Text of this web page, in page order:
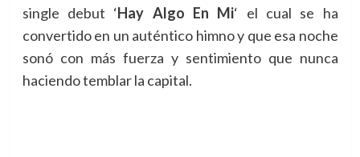
single debut ‘Hay Algo En Mi‘ el cual se ha
convertido en un auténtico himno y que esa noche
sonó con más fuerza y sentimiento que nunca
haciendo temblar la capital.